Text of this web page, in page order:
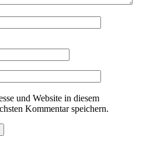
und Website in diesem
Kommentar speichern.